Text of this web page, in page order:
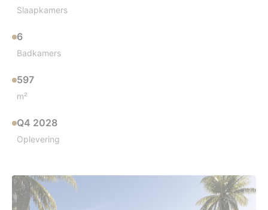
Slaapkamers
6
Badkamers
597
m²
Q4 2028
Oplevering